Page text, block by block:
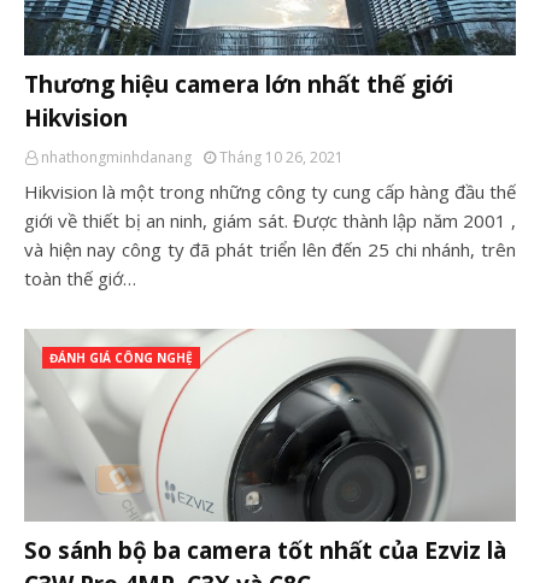
Thương hiệu camera lớn nhất thế giới
Hikvision
nhathongminhdanang Tháng 10 26, 2021
Hikvision là một trong những công ty cung cấp hàng đầu thế
giới về thiết bị an ninh, giám sát. Được thành lập năm 2001 ,
và hiện nay công ty đã phát triển lên đến 25 chi nhánh, trên
toàn thế giớ…
ĐÁNH GIÁ CÔNG NGHỆ
So sánh bộ ba camera tốt nhất của Ezviz là